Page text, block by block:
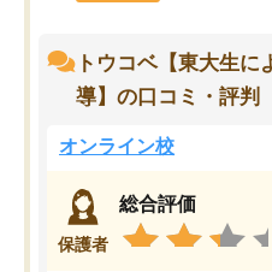
トウコベ【東大生に
導】の口コミ・評判
オンライン校
保護者
総合評価